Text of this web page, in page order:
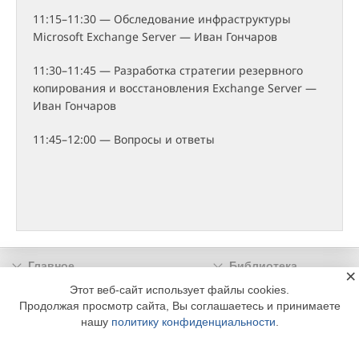
11:15–11:30 — Обследование инфраструктуры
Microsoft Exchange Server — Иван Гончаров
11:30–11:45 — Разработка стратегии резервного
копирования и восстановления Exchange Server —
Иван Гончаров
11:45–12:00 — Вопросы и ответы
Главное
Библиотека
Подписка
Реклама
Информация
Этот веб-сайт использует файлы cookies.
Продолжая просмотр сайта, Вы соглашаетесь и принимаете
нашу политику конфиденциальности
×